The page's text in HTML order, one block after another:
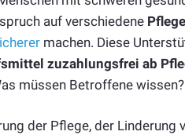
auf verschiedene
machen. Diese
zuzahlungsfrei ab
müssen Betroffene wissen?
der Pflege, der Linderung